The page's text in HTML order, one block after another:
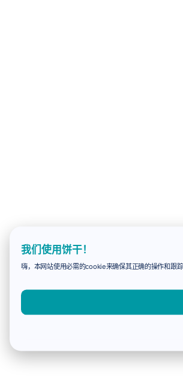
我们使用饼干！
嗨，本网站使用必需的cookie来确保其正确的操作和跟